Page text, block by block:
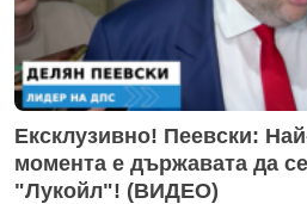
Ексклузивно! Пеевски:
момента е държавата да
"Лукойл"! (ВИДЕО)